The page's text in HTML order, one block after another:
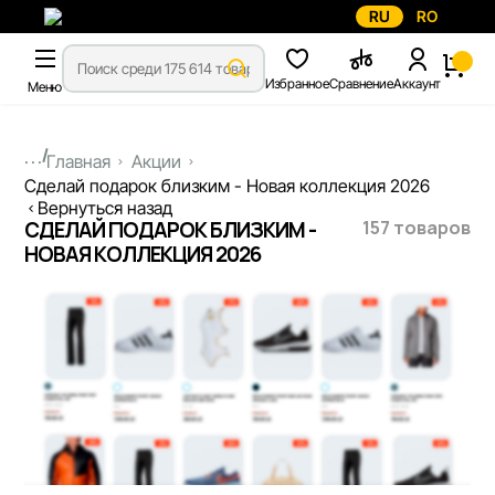
RU RO
Меню ИзбранноеСравнениеАккаунт
...Главная
Акции
Сделай подарок близким - Новая коллекция 2026
Вернуться назад
СДЕЛАЙ ПОДАРОК БЛИЗКИМ -
НОВАЯ КОЛЛЕКЦИЯ 2026
157 товаров